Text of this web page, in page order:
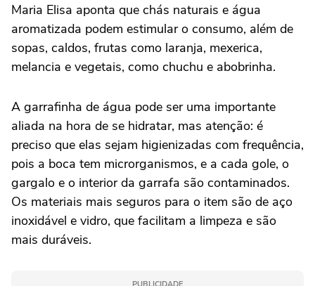
Maria Elisa aponta que chás naturais e água
aromatizada podem estimular o consumo, além de
sopas, caldos, frutas como laranja, mexerica,
melancia e vegetais, como chuchu e abobrinha.
A garrafinha de água pode ser uma importante
aliada na hora de se hidratar, mas atenção: é
preciso que elas sejam higienizadas com frequência,
pois a boca tem microrganismos, e a cada gole, o
gargalo e o interior da garrafa são contaminados.
Os materiais mais seguros para o item são de aço
inoxidável e vidro, que facilitam a limpeza e são
mais duráveis.